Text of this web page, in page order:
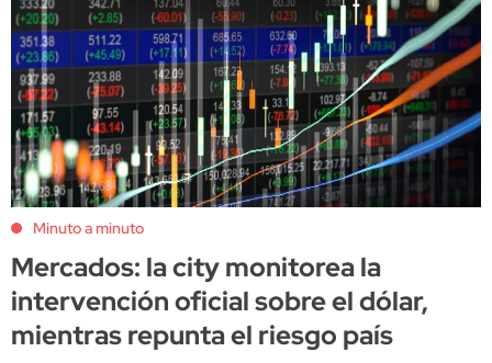
Minuto a minuto
Mercados: la city monitorea la
intervención oficial sobre el dólar,
mientras repunta el riesgo país